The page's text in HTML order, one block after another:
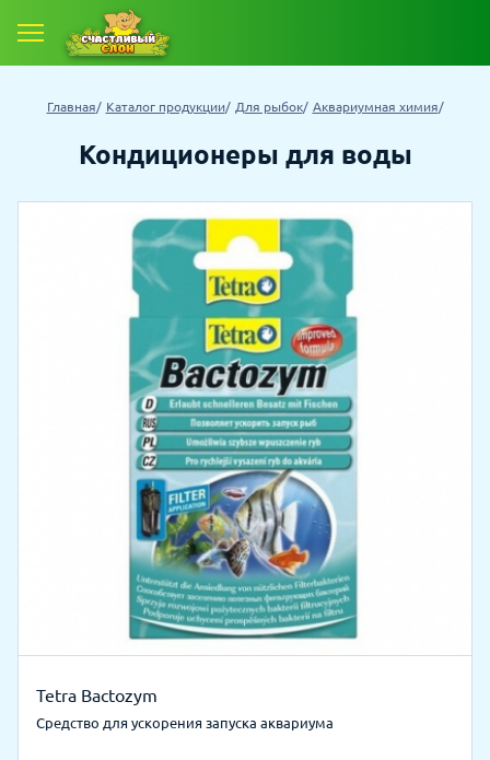
Главная Каталог продукции Для рыбок Аквариумная химия
Кондиционеры для воды
Tetra Bactozym
Средство для ускорения запуска аквариума